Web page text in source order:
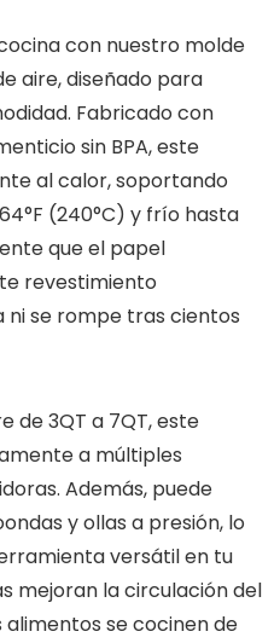
con nuestro molde
aire, diseñado para
Fabricado con
sin BPA, este
al calor, soportando
(240°C) y frío hasta
que el papel
revestimiento
ni se rompe tras cientos
de 3QT a 7QT, este
a múltiples
Además, puede
y ollas a presión, lo
versátil en tu
mejoran la circulación del
se cocinen de